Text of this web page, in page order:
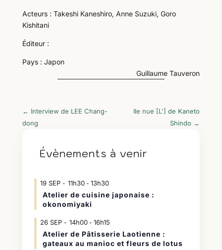
Acteurs : Takeshi Kaneshiro, Anne Suzuki, Goro
Kishitani
Éditeur :
Pays : Japon
Guillaume Tauveron
← Interview de LEE Chang-
dong
Ile nue [L'] de Kaneto
Shindo →
Évènements à venir
19 SEP 11h30- 13h30
Atelier de cuisine japonaise :
okonomiyaki
26 SEP 14h00- 16h15
Atelier de Pâtisserie Laotienne :
gateaux au manioc et fleurs de lotus